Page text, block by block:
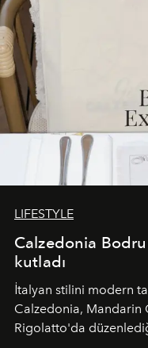
LIFESTYLE
Calzedonia
kutladı
İtalyan stilini modern
Calzedonia, Mandarin
Rigolatto'da